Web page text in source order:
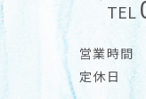
TEL
営業時間
定休日